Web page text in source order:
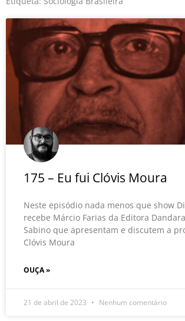
175 – Eu fui Clóvis Moura
Neste episódio nada menos que show
recebe Márcio Farias da Editora
Sabino que apresentam e discutem a
Clóvis Moura
OUÇA »
21 de abril de 2023 Nenhum comentário